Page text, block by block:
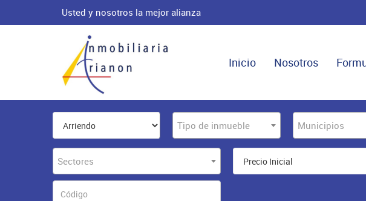
Usted y nosotros la mejor alianza
Inicio Nosotros
Tipo de inmueble Municipios
Sectores